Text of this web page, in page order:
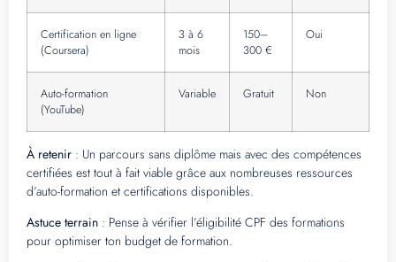
Certification en ligne
(Coursera)
3 à 6
mois
150–
300 €
Oui
Auto-formation
(YouTube)
Variable Gratuit Non
À retenir : Un parcours sans diplôme mais avec des compétences
certifiées est tout à fait viable grâce aux nombreuses ressources
d’auto-formation et certifications disponibles.
Astuce terrain : Pense à vérifier l’éligibilité CPF des formations
pour optimiser ton budget de formation.